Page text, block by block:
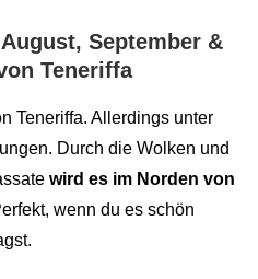
September &
Teneriffa
Teneriffa. Allerdings unter
Durch die Wolken und
wird es im Norden von
wenn du es schön